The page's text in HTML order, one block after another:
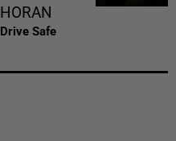
HORAN
Drive Safe